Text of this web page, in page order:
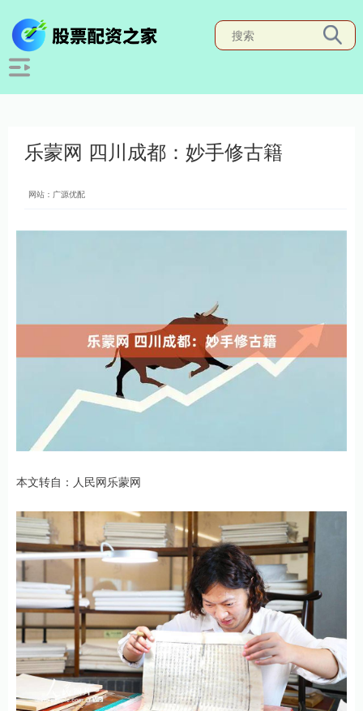
乐蒙网 四川成都：妙手修古籍
网站：广源优配
本文转自：人民网乐蒙网